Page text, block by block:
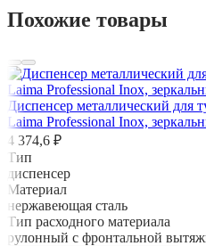
Похожие товары
Диспенсер металлический для
Laima Professional Inox,
4 374,6 ₽
Тип
диспенсер
Материал
нержавеющая сталь
Тип расходного материала
рулонный с фронтальной